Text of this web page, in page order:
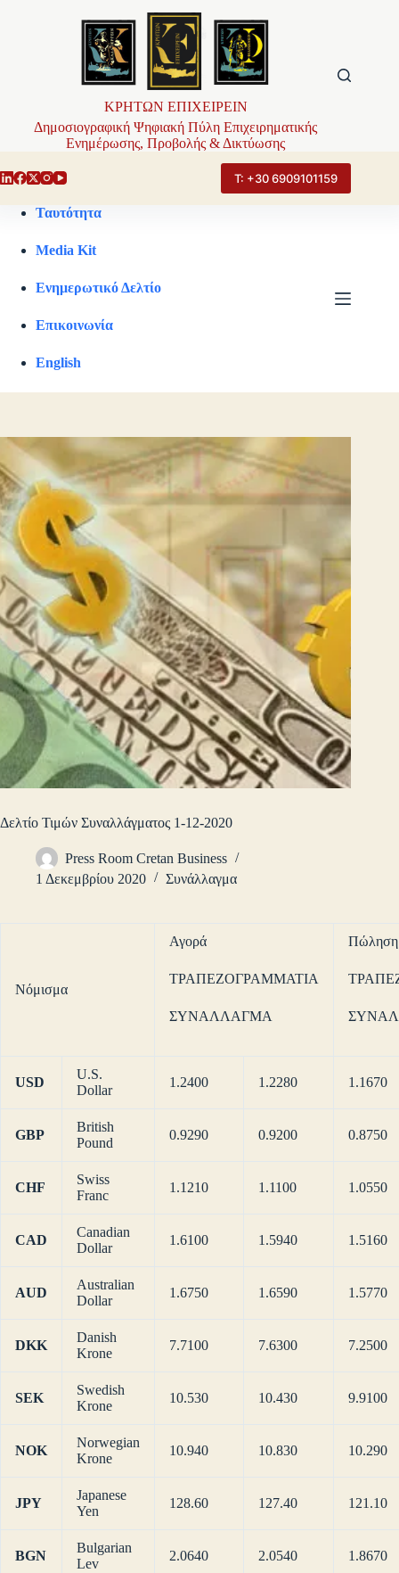
ΚΡΗΤΩΝ ΕΠΙΧΕΙΡΕΙΝ
Δημοσιογραφική Ψηφιακή Πύλη Επιχειρηματικής
Ενημέρωσης, Προβολής & Δικτύωσης
Τ: +30 6909101159
Ταυτότητα
Media Kit
Ενημερωτικό Δελτίο
Επικοινωνία
English
Δελτίο Τιμών Συναλλάγματος 1-12-2020
Press Room Cretan Business
1 Δεκεμβρίου 2020
Συνάλλαγμα
Νόμισμα
Αγορά
ΤΡΑΠΕΖΟΓΡΑΜΜΑΤΙΑ
ΣΥΝΑΛΛΑΓΜΑ
Πώληση
USD
U.S.
Dollar
1.2400 1.2280 1.1670
GBP
British
Pound
0.9290 0.9200 0.8750
CHF
Swiss
Franc
1.1210 1.1100 1.0550
CAD
Canadian
Dollar
1.6100 1.5940 1.5160
AUD
Australian
Dollar
1.6750 1.6590 1.5770
DKK
Danish
Krone
7.7100 7.6300 7.2500
SEK
Swedish
Krone
10.530 10.430 9.9100
NOK
Norwegian
Krone
10.940 10.830 10.290
JPY
Japanese
Yen
128.60 127.40 121.10
BGN
Bulgarian
Lev
2.0640 2.0540 1.8670